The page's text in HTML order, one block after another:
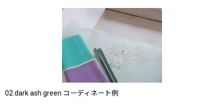
02.dark ash green コーディネート例